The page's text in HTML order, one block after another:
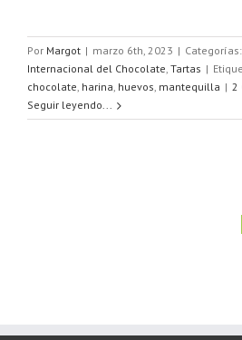
Por Margot | marzo 6th, 2023 | Categorías:
Internacional del Chocolate, Tartas |
chocolate, harina, huevos, mantequilla | 2
Seguir leyendo...